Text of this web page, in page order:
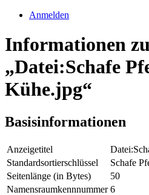
Anmelden
Informationen zu
„Datei:Schafe
Kühe.jpg“
Basisinformationen
Anzeigetitel
Standardsortierschlüssel
Schafe
Seitenlänge (in Bytes)
50
Namensraumkennnummer 6